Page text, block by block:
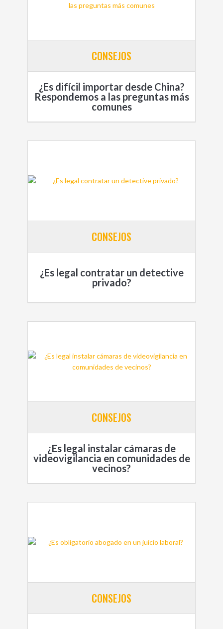
CONSEJOS
¿Es difícil importar desde China?
Respondemos a las preguntas más
comunes
CONSEJOS
¿Es legal contratar un detective
privado?
CONSEJOS
¿Es legal instalar cámaras de
videovigilancia en comunidades de
vecinos?
CONSEJOS